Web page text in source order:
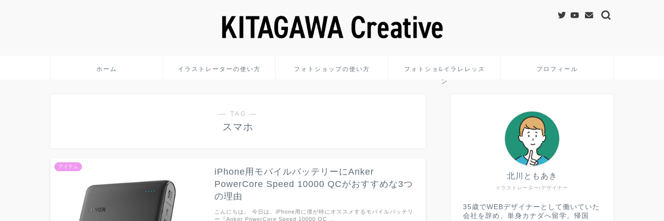
ホーム イラストレーターの使い方 フォトショップの使い方
フォトショ&イラレレッス
ン
プロフィール
― TAG ―
スマホ
アイテム
iPhone用モバイルバッテリーにAnker
PowerCore Speed 10000 QCがおすすめな3つ
の理由
こんにちは。 今日は、iPhone用に僕が特にオススメするモバイルバッテリ
ー『Anker PowerCore Speed 10000 QC …
イラストレーター/デザイナー
北川ともあき
35歳でWEBデザイナーとして働いていた
会社を辞め、単身カナダへ留学。帰国